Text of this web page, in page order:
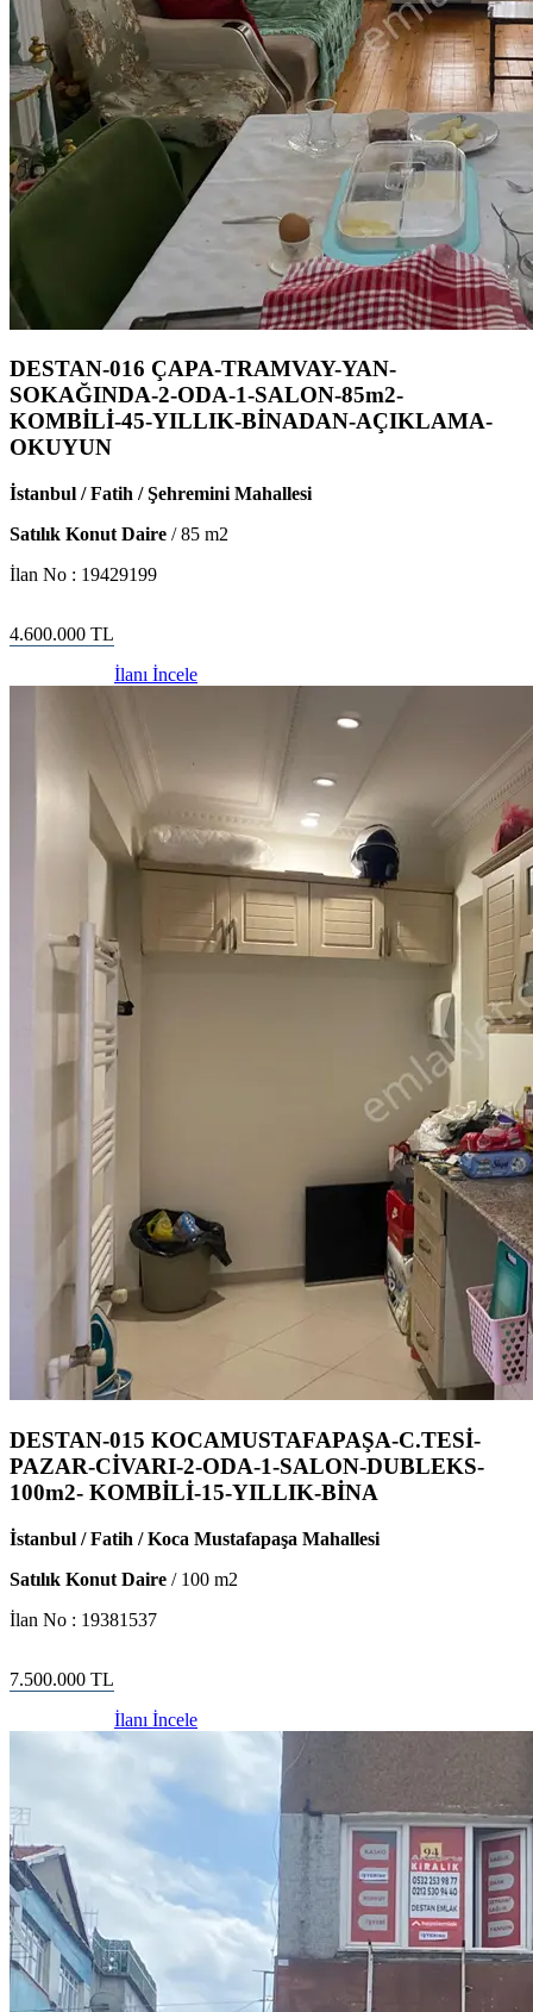
DESTAN-016 ÇAPA-TRAMVAY-YAN-
SOKAĞINDA-2-ODA-1-SALON-85m2-
KOMBİLİ-45-YILLIK-BİNADAN-AÇIKLAMA-
OKUYUN
İstanbul / Fatih / Şehremini Mahallesi
Satılık Konut Daire /85 m2
İlan No : 19429199
4.600.000 TL
İlanı İncele
DESTAN-015 KOCAMUSTAFAPAŞA-C.TESİ-
PAZAR-CİVARI-2-ODA-1-SALON-DUBLEKS-
100m2- KOMBİLİ-15-YILLIK-BİNA
İstanbul / Fatih / Koca Mustafapaşa Mahallesi
Satılık Konut Daire / 100 m2
İlan No : 19381537
7.500.000 TL
İlanı İncele